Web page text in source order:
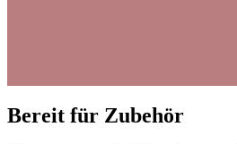
Bereit für Zubehör